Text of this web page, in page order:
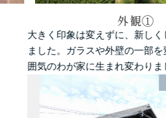
外観①
大きく印象は変えずに、新し
ました。ガラスや外壁の一部
囲気のわが家に生まれ変わりま